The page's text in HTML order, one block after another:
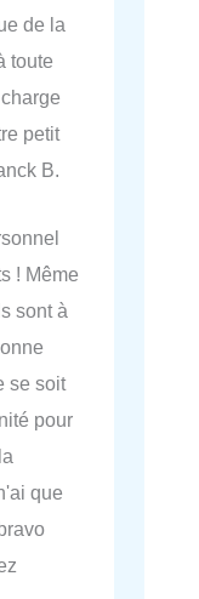
de la
toute
petit
B.
! Même
sont à
se soit
pour
que